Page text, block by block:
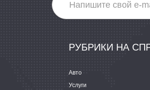
РУБРИКИ НА
Авто
Услуги